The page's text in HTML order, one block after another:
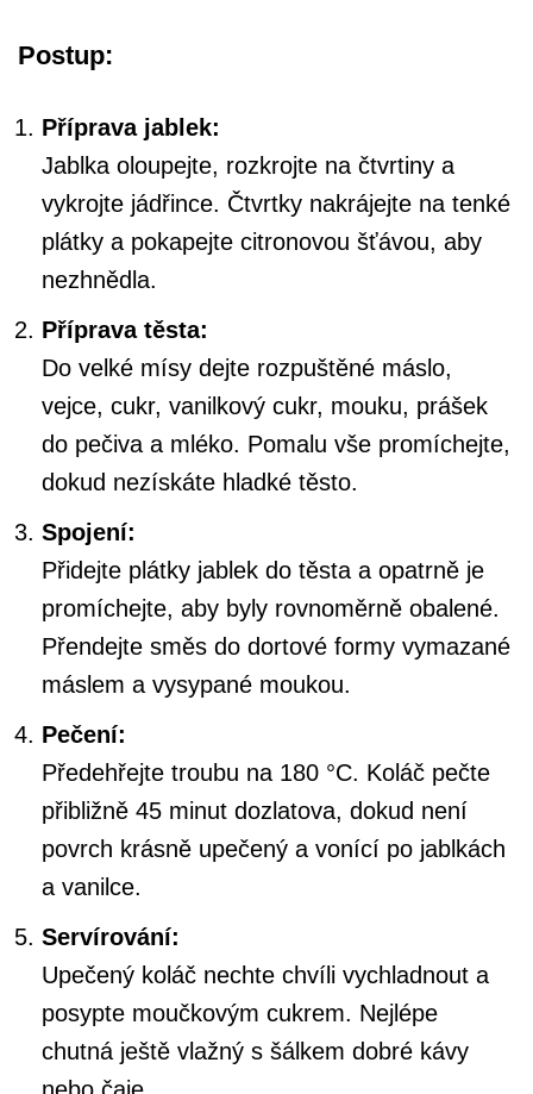
Postup:
Příprava jablek:
Jablka oloupejte, rozkrojte na čtvrtiny a
vykrojte jádřince. Čtvrtky nakrájejte na tenké
plátky a pokapejte citronovou šťávou, aby
nezhnědla.
Příprava těsta:
Do velké mísy dejte rozpuštěné máslo,
vejce, cukr, vanilkový cukr, mouku, prášek
do pečiva a mléko. Pomalu vše promíchejte,
dokud nezískáte hladké těsto.
Spojení:
Přidejte plátky jablek do těsta a opatrně je
promíchejte, aby byly rovnoměrně obalené.
Přendejte směs do dortové formy vymazané
máslem a vysypané moukou.
Pečení:
Předehřejte troubu na 180 °C. Koláč pečte
přibližně 45 minut dozlatova, dokud není
povrch krásně upečený a vonící po jablkách
a vanilce.
Servírování:
Upečený koláč nechte chvíli vychladnout a
posypte moučkovým cukrem. Nejlépe
chutná ještě vlažný s šálkem dobré kávy